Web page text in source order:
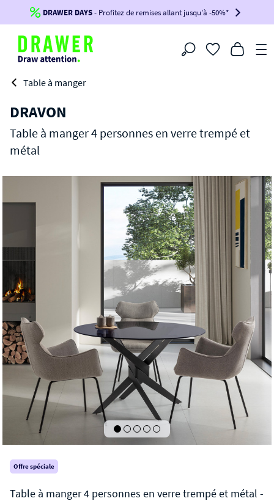
Jusqu'à-100€*sur votre commande !
BIKINI100
-voir conditions en bas de page-
DRAWER DAYS- Profitez de remises allant jusqu'à -50%*
Filtrer
Table à manger
DRAVON
Table à manger 4 personnes en verre trempé et
métal
Offre spéciale